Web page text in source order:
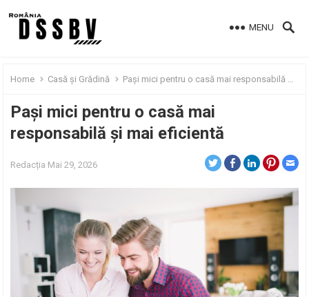
MENU
Home Casă și Grădină Pași mici pentru o casă mai responsabilă și mai eficientă
Pași mici pentru o casă mai
responsabilă și mai eficientă
Redacția Mai 29, 2026